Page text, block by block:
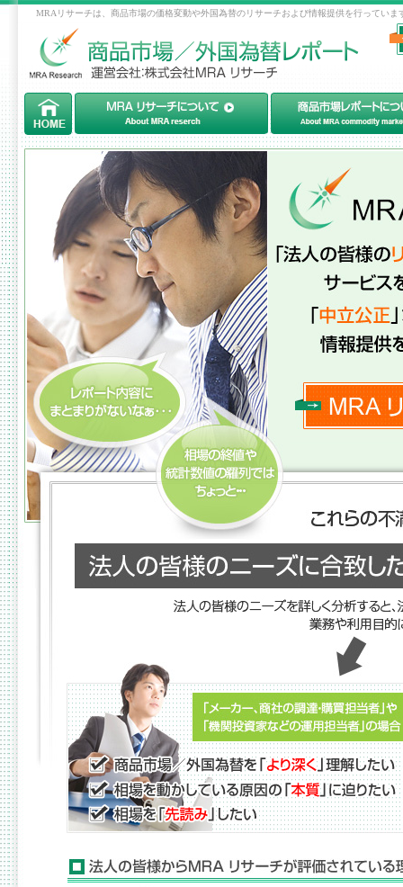
MRAリサーチは、商品市場の価格変動や外国為替のリサーチおよび情報提供を行っていま